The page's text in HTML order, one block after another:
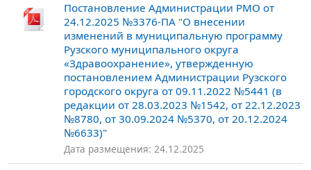
Постановление Администрации РМО от
24.12.2025 №3376-ПА "О внесении
изменений в муниципальную программу
Рузского муниципального округа
«Здравоохранение», утвержденную
постановлением Администрации Рузского
городского округа от 09.11.2022 №5441 (в
редакции от 28.03.2023 №1542, от 22.12.2023
№8780, от 30.09.2024 №5370, от 20.12.2024
№6633)"
Дата размещения: 24.12.2025